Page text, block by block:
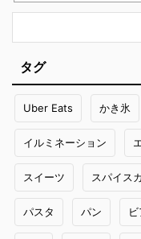
タグ
Uber Eats かき氷
イルミネーション
スイーツ スパイス
パスタ パン